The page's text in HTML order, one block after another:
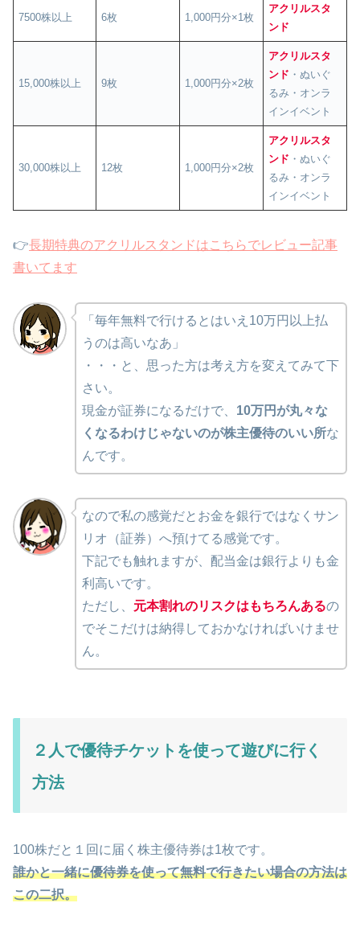
7500株以上 6枚 1,000円分×1枚
アクリルスタ
ンド
15,000株以上 9枚 1,000円分×2枚
アクリルスタ
ンド ・ぬいぐ
るみ・オンラ
インイベント
30,000株以上 12枚 1,000円分×2枚
アクリルスタ
ンド ・ぬいぐ
るみ・オンラ
インイベント
👉長期特典のアクリルスタンドはこちらでレビュー記事
書いてます
「毎年無料で行けるとはいえ10万円以上払
うのは高いなあ」
・・・と、思った方は考え方を変えてみて下
さい。
現金が証券になるだけで、 10万円が丸々な
くなるわけじゃないのが株主優待のいい所な
んです。
なので私の感覚だとお金を銀行ではなくサン
リオ（証券）へ預けてる感覚です。
下記でも触れますが、配当金は銀行よりも金
利高いです。
ただし、 元本割れのリスクはもちろんあるの
でそこだけは納得しておかなければいけませ
ん。
２人で優待チケットを使って遊びに行く
方法
100株だと１回に届く株主優待券は1枚です。
誰かと一緒に優待券を使って無料で行きたい場合の方法は
この二択。